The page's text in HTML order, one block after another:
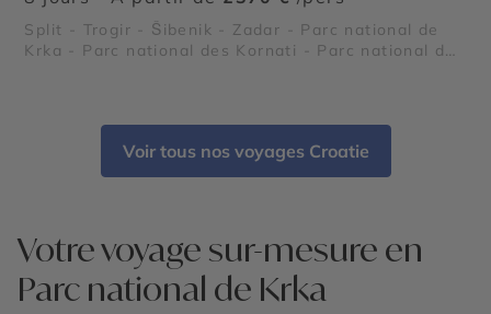
Split - Trogir - Šibenik - Zadar - Parc national de
Krka - Parc national des Kornati - Parc national des
Voir tous nos voyages Croatie
Votre voyage sur-mesure en
Parc national de Krka